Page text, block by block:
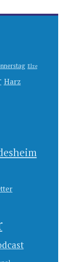
Elze
Harz